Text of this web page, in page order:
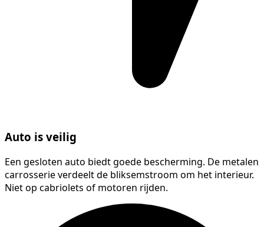
Auto is veilig
Een gesloten auto biedt goede bescherming. De metalen
carrosserie verdeelt de bliksemstroom om het interieur.
Niet op cabriolets of motoren rijden.